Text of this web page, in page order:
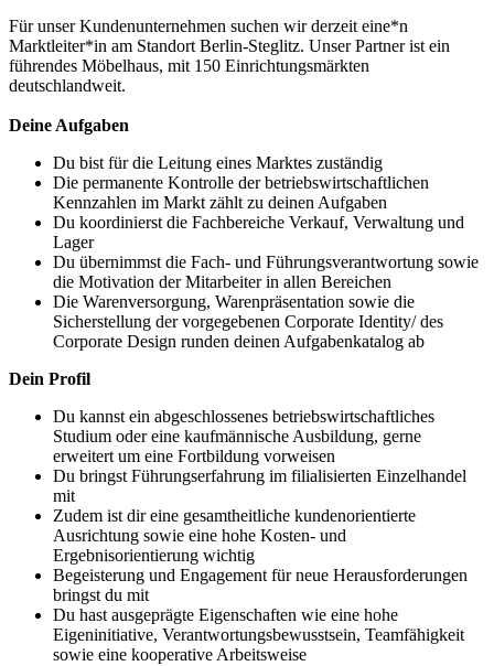
Für unser Kundenunternehmen suchen wir derzeit eine*n
Marktleiter*in am Standort Berlin-Steglitz. Unser Partner ist ein
führendes Möbelhaus, mit 150 Einrichtungsmärkten
deutschlandweit.
Deine Aufgaben
Du bist für die Leitung eines Marktes zuständig
Die permanente Kontrolle der betriebswirtschaftlichen
Kennzahlen im Markt zählt zu deinen Aufgaben
Du koordinierst die Fachbereiche Verkauf, Verwaltung und
Lager
Du übernimmst die Fach- und Führungsverantwortung sowie
die Motivation der Mitarbeiter in allen Bereichen
Die Warenversorgung, Warenpräsentation sowie die
Sicherstellung der vorgegebenen Corporate Identity/ des
Corporate Design runden deinen Aufgabenkatalog ab
Dein Profil
Du kannst ein abgeschlossenes betriebswirtschaftliches
Studium oder eine kaufmännische Ausbildung, gerne
erweitert um eine Fortbildung vorweisen
Du bringst Führungserfahrung im filialisierten Einzelhandel
mit
Zudem ist dir eine gesamtheitliche kundenorientierte
Ausrichtung sowie eine hohe Kosten- und
Ergebnisorientierung wichtig
Begeisterung und Engagement für neue Herausforderungen
bringst du mit
Du hast ausgeprägte Eigenschaften wie eine hohe
Eigeninitiative, Verantwortungsbewusstsein, Teamfähigkeit
sowie eine kooperative Arbeitsweise